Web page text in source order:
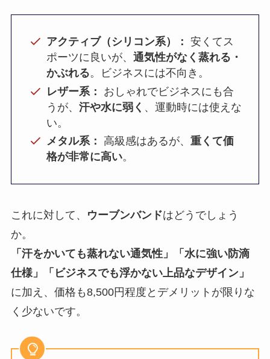
アクティブ（シリコン系）： 安くてス
ポーツに良いが、通気性がなく蒸れる・
かぶれる。ビジネスには不向き。
レザー系：
おしゃれでビジネスにも合
うが、汗や水に弱く 、運動時には使えな
い。
メタル系：
高級感はあるが、重くて価
格が非常に高い。
これに対して、 ウーブンバンドはどうでしょう
か。
「汗をかいても蒸れない通気性」「水に強い防滴
仕様」「ビジネスでも浮かない上品なデザイン」
に加え、価格も8,500円程度とデメリットが限りな
く少ないです。